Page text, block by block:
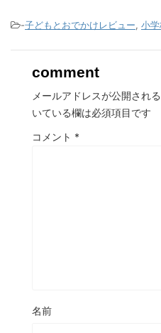
-子どもとおでかけレビュー, 小
comment
メールアドレスが公開され
いている欄は必須項目です
コメント *
名前